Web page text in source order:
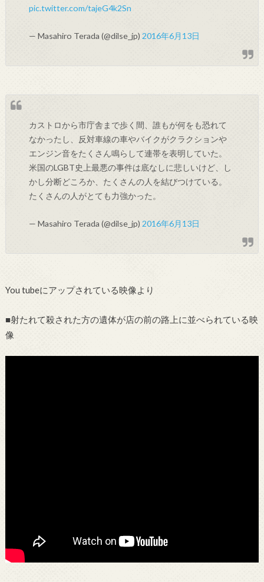
pic.twitter.com/tajeG4k2Sn
— Masahiro Terada (@dilse_jp)2016年6月13日
カストロから市庁舎まで歩く間、誰もが何をも恐れて
なかったし、反対車線の車やバイクがクラクションや
エンジン音をたくさん鳴らして連帯を表明していた。
米国のLGBT史上最悪の事件は底なしに悲しいけど、し
かし分断どころか、たくさんの人を結びつけている。
たくさんの人がとても力強かった。
— Masahiro Terada (@dilse_jp)2016年6月13日
You tubeにアップされている映像より
■射たれて殺された方の遺体が店の前の路上に並べられている映
像